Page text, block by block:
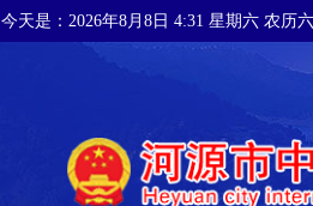
今天是：2026年8月8日 4:31 星期六 农历